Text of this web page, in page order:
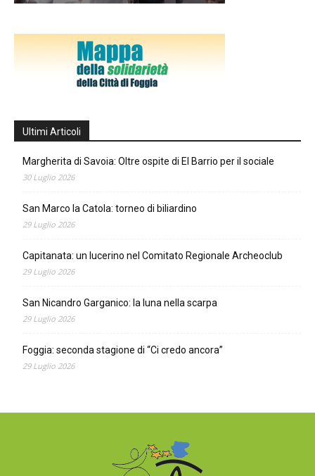
Ultimi Articoli
Margherita di Savoia: Oltre ospite di El Barrio per il sociale
30 Luglio 2026
San Marco la Catola: torneo di biliardino
29 Luglio 2026
Capitanata: un lucerino nel Comitato Regionale Archeoclub
29 Luglio 2026
San Nicandro Garganico: la luna nella scarpa
29 Luglio 2026
Foggia: seconda stagione di “Ci credo ancora”
29 Luglio 2026